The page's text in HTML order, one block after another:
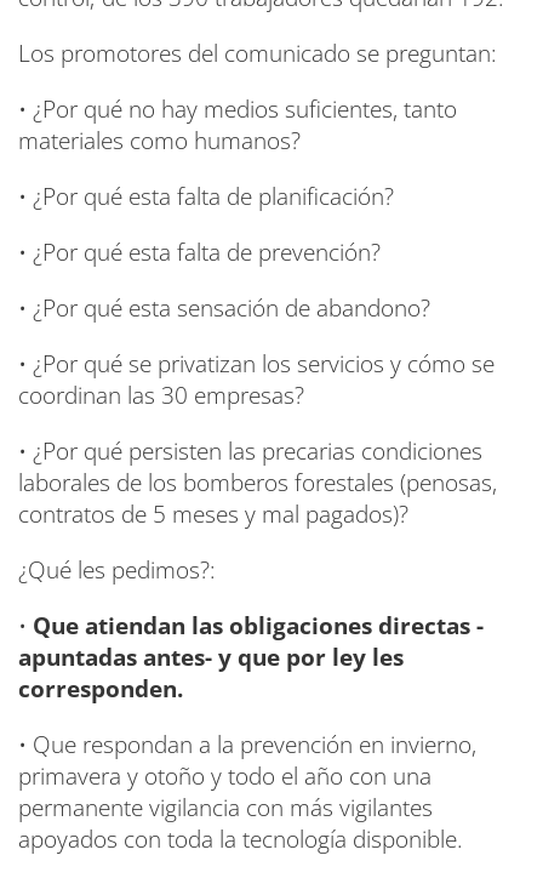
Los promotores del comunicado se preguntan:
• ¿Por qué no hay medios suficientes, tanto
materiales como humanos?
• ¿Por qué esta falta de planificación?
• ¿Por qué esta falta de prevención?
• ¿Por qué esta sensación de abandono?
• ¿Por qué se privatizan los servicios y cómo se
coordinan las 30 empresas?
• ¿Por qué persisten las precarias condiciones
laborales de los bomberos forestales (penosas,
contratos de 5 meses y mal pagados)?
¿Qué les pedimos?:
• Que atiendan las obligaciones directas -
apuntadas antes- y que por ley les
corresponden.
• Que respondan a la prevención en invierno,
primavera y otoño y todo el año con una
permanente vigilancia con más vigilantes
apoyados con toda la tecnología disponible.